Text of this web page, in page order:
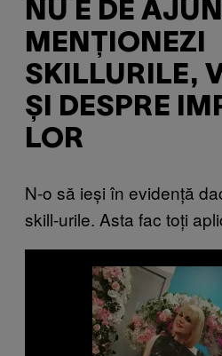
NU E DE
MENȚIONEZI
SKILLURILE,
ȘI DESPRE
LOR
N-o să ieși în evidență
skill-urile. Asta fac toți